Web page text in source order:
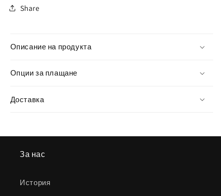
Share
Описание на продукта
Опции за плащане
Доставка
За нас
История